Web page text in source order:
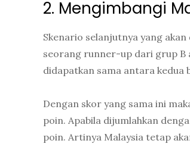
2. Mengimbangi
Skenario selanjutnya yang
seorang runner-up dari grup B
didapatkan sama antara kedua
Dengan skor yang sama ini
poin. Apabila dijumlahkan
poin. Artinya Malaysia tetap